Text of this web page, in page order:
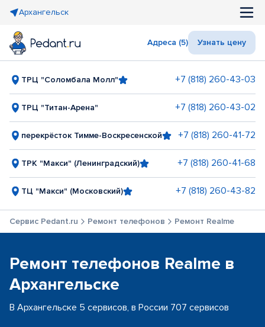
Архангельск
Адреса (5) Узнать цену
ТРЦ "Соломбала Молл" +7 (818) 260-43-03
ТРЦ "Титан-Арена" +7 (818) 260-43-02
перекрёсток Тимме-Воскресенской +7 (818) 260-41-72
ТРК "Макси" (Ленинградский) +7 (818) 260-41-68
ТЦ "Макси" (Московский) +7 (818) 260-43-82
Сервис Pedant.ru Ремонт телефонов Ремонт Realme
Ремонт телефонов Realme в
Архангельске
В Архангельске 5 сервисов, в России 707 сервисов